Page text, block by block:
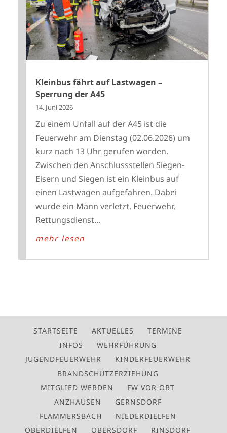
Kleinbus fährt auf Lastwagen –
Sperrung der A45
14. Juni 2026
Zu einem Unfall auf der A45 ist die
Feuerwehr am Dienstag (02.06.2026) um
kurz nach 13 Uhr gerufen worden.
Zwischen den Anschlussstellen Siegen-
Eisern und Siegen ist ein Kleinbus auf
einen Lastwagen aufgefahren. Dabei
wurde ein Mann verletzt. Feuerwehr,
Rettungsdienst...
mehr lesen
STARTSEITE AKTUELLES
TERMINE
INFOS
WEHRFÜHRUNG
JUGENDFEUERWEHR
KINDERFEUERWEHR
BRANDSCHUTZERZIEHUNG
MITGLIED WERDEN
FW VOR ORT
ANZHAUSEN
GERNSDORF
FLAMMERSBACH
NIEDERDIELFEN
OBERDIELFEN
OBERSDORF RINSDORF